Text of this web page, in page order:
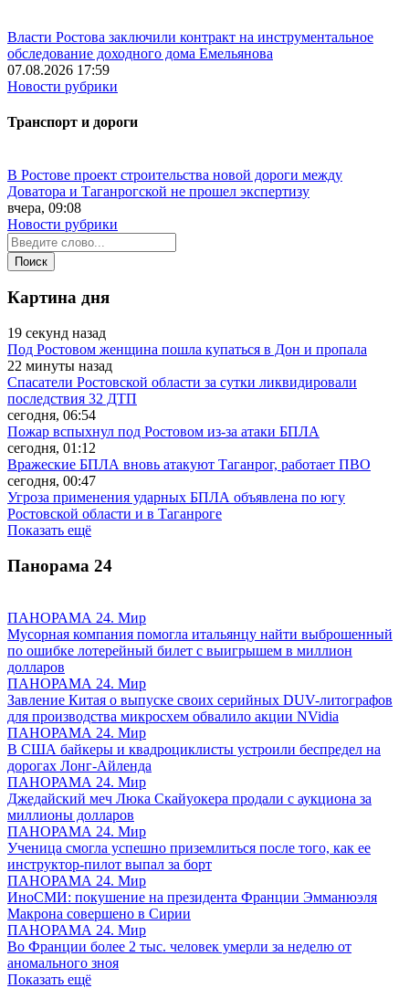
Власти Ростова заключили контракт на инструментальное
обследование доходного дома Емельянова
07.08.2026 17:59
Новости рубрики
Транспорт и дороги
В Ростове проект строительства новой дороги между
Доватора и Таганрогской не прошел экспертизу
вчера, 09:08
Новости рубрики
Картина дня
19 секунд назад
Под Ростовом женщина пошла купаться в Дон и пропала
22 минуты назад
Спасатели Ростовской области за сутки ликвидировали
последствия 32 ДТП
сегодня, 06:54
Пожар вспыхнул под Ростовом из-за атаки БПЛА
сегодня, 01:12
Вражеские БПЛА вновь атакуют Таганрог, работает ПВО
сегодня, 00:47
Угроза применения ударных БПЛА объявлена по югу
Ростовской области и в Таганроге
Показать ещё
Панорама 24
ПАНОРАМА 24. Мир
Мусорная компания помогла итальянцу найти выброшенный
по ошибке лотерейный билет с выигрышем в миллион
долларов
ПАНОРАМА 24. Мир
Завление Китая о выпуске своих серийных DUV-литографов
для производства микросхем обвалило акции NVidia
ПАНОРАМА 24. Мир
В США байкеры и квадроциклисты устроили беспредел на
дорогах Лонг-Айленда
ПАНОРАМА 24. Мир
Джедайский меч Люка Скайуокера продали с аукциона за
миллионы долларов
ПАНОРАМА 24. Мир
Ученица смогла успешно приземлиться после того, как ее
инструктор-пилот выпал за борт
ПАНОРАМА 24. Мир
ИноСМИ: покушение на президента Франции Эмманюэля
Макрона совершено в Сирии
ПАНОРАМА 24. Мир
Во Франции более 2 тыс. человек умерли за неделю от
аномального зноя
Показать ещё